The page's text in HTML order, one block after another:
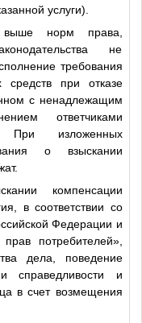
услуги).
норм права,
не
требования
средств при отказе
с ненадлежащим
ответчиками
При изложенных
о взыскании
компенсации
в соответствии со
Федерации и
потребителей»,
дела, поведение
справедливости и
в счет возмещения